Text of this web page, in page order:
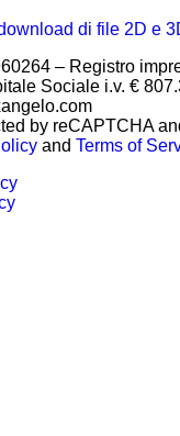
di file 2D e
– Registro
Sociale i.v. €
by reCAPTCHA
and Terms of